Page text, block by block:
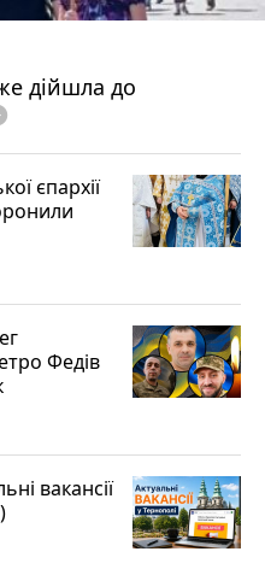
дійшла до
єпархії
Федів
вакансії